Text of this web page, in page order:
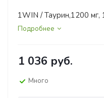
1WIN / Таурин,1200 мг,
Подробнее
1 036 руб.
Много